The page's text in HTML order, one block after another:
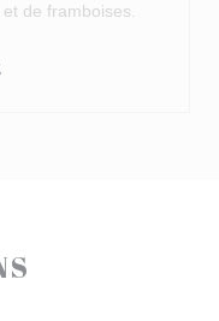
de framboises.